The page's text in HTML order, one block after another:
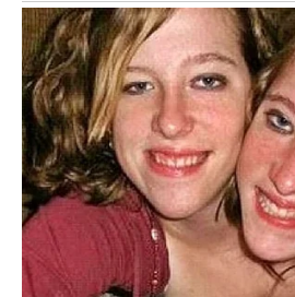
Poruka neba
Vjerujte u svoju vrijednost.
DJEVICA
Šta dolazi?
Jedan problem koji vas je dugo